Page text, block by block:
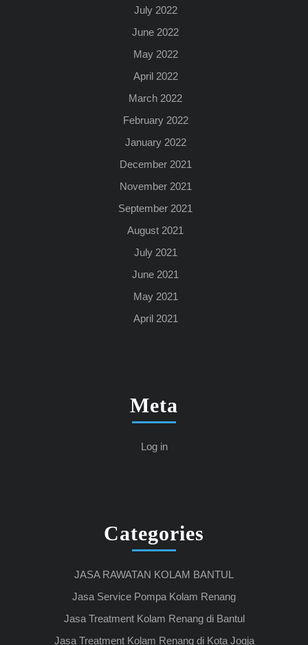
July 2022
June 2022
May 2022
April 2022
March 2022
February 2022
January 2022
December 2021
November 2021
September 2021
August 2021
July 2021
June 2021
May 2021
April 2021
Meta
Log in
Categories
JASA RAWATAN KOLAM BANTUL
Jasa Service Pompa Kolam Renang
Jasa Treatment Kolam Renang di Bantul
Jasa Treatment Kolam Renang di Kota Jogja